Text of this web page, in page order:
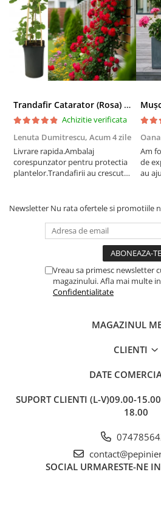
Trandafir Catarator (Rosa) Red Climber - 75cm
Achizitie verificata
Lenuta Dumitrescu, Acum 4 zile
Livrare rapida.Ambalaj
corespunzator pentru protectia
plantelor.Trandafirii au crescut
Am
de
au
Newsletter Nu rata ofertele si promotiile
Vreau sa primesc newsletter
magazinului. Afla mai multe in
Confidentialitate
MAGAZINUL
CLIENTI
DATE
SUPORT CLIENTI (L-V)09.00-
18.00
SOCIAL URMARESTE-NE